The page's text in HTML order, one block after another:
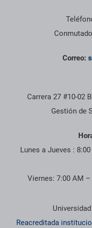
Correo:
Carrera 27 #10-02
Gestión de
Lunes a Jueves :
Viernes: 7:00 AM –
Información
Reacreditada